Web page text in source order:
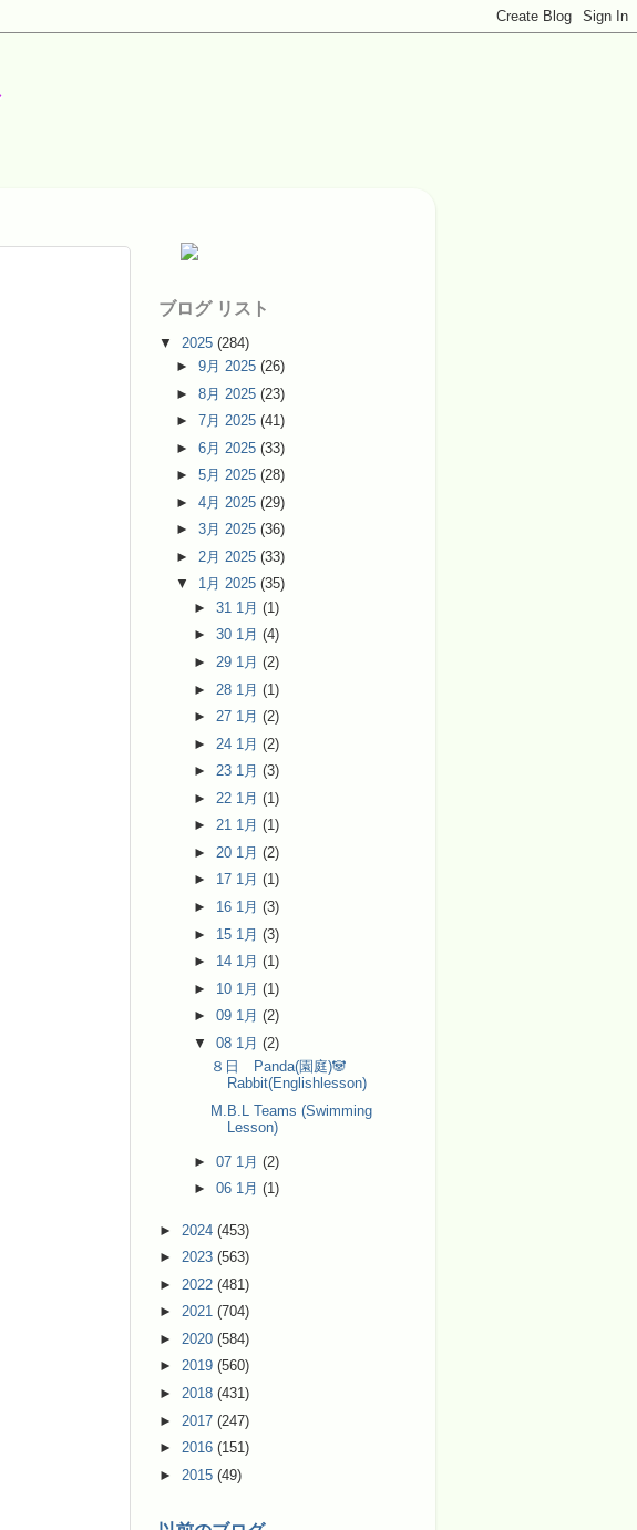
ブログ リスト
▼ 2025 (284)
►9月 2025(26)
►8月 2025(23)
►7月 2025(41)
►6月 2025(33)
►5月 2025(28)
►4月 2025(29)
►3月 2025(36)
► 2月 2025(33)
▼ 1月 2025(35)
► 31 1月 (1)
► 30 1月 (4)
► 29 1月 (2)
► 28 1月 (1)
► 27 1月 (2)
► 24 1月 (2)
► 23 1月 (3)
► 22 1月 (1)
► 21 1月 (1)
► 20 1月 (2)
► 17 1月 (1)
► 16 1月 (3)
► 15 1月 (3)
► 14 1月 (1)
► 10 1月 (1)
► 09 1月 (2)
▼ 08 1月 (2)
８日 Panda(園庭)🐼
Rabbit(Englishlesson)
M.B.L Teams (Swimming
Lesson)
► 07 1月 (2)
► 06 1月 (1)
► 2024 (453)
► 2023 (563)
► 2022 (481)
► 2021 (704)
► 2020 (584)
► 2019 (560)
► 2018 (431)
► 2017 (247)
► 2016 (151)
► 2015 (49)